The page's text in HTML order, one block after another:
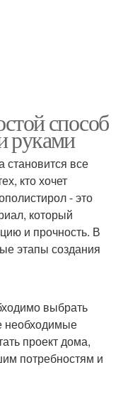
способ
руками
становится все
кто хочет
- это
который
и прочность. В
этапы создания
выбрать
необходимые
проект дома,
потребностям и